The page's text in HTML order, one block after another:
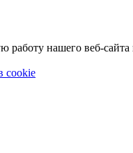
нашего веб-сайта
cookie